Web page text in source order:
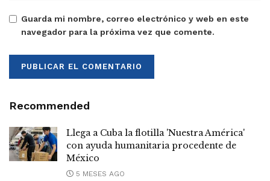
Guarda mi nombre, correo electrónico y web en este
navegador para la próxima vez que comente.
Recommended
Llega a Cuba la flotilla 'Nuestra América'
con ayuda humanitaria procedente de
México
5 MESES AGO